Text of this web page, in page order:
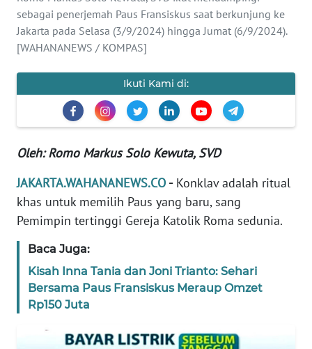
sebagai penerjemah Paus Fransiskus saat berkunjung ke
Jakarta pada Selasa (3/9/2024) hingga Jumat (6/9/2024).
[WAHANANEWS / KOMPAS]
Ikuti Kami di:
Oleh: Romo Markus Solo Kewuta, SVD
JAKARTA.WAHANANEWS.CO -Konklav adalah ritual
khas untuk memilih Paus yang baru, sang
Pemimpin tertinggi Gereja Katolik Roma sedunia.
Baca Juga:
Kisah Inna Tania dan Joni Trianto: Sehari
Bersama Paus Fransiskus Meraup Omzet
Rp150 Juta
IKLAN
TENTANG
KAMI
PEDOMAN
MEDIA
REDAKSI
DISCLAIMER
Wahana
Regional